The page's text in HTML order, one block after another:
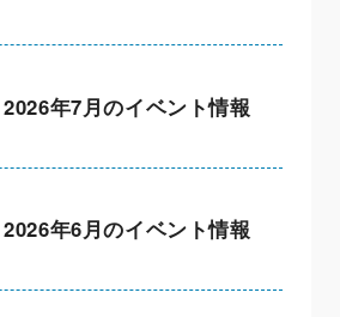
2026年7月のイベント情報
2026年6月のイベント情報